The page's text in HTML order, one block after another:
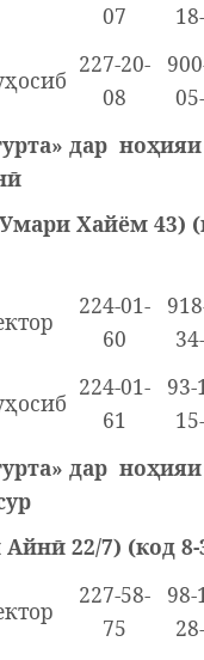
07
227-20-
08
дар ноҳияи
Хайём 43)
224-01-
60
224-01-
61
93-
дар ноҳияи
22/7) (код 8-
227-58-
75
98-